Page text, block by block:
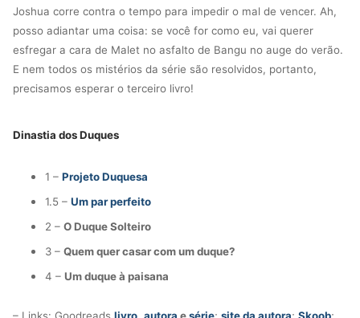
Joshua corre contra o tempo para impedir o mal de vencer. Ah,
posso adiantar uma coisa: se você for como eu, vai querer
esfregar a cara de Malet no asfalto de Bangu no auge do verão.
E nem todos os mistérios da série são resolvidos, portanto,
precisamos esperar o terceiro livro!
Dinastia dos Duques
1 – Projeto Duquesa
1.5 – Um par perfeito
2 – O Duque Solteiro
3 – Quem quer casar com um duque?
4 – Um duque à paisana
– Links: Goodreads livro autora esérie; site da autora; Skoob;